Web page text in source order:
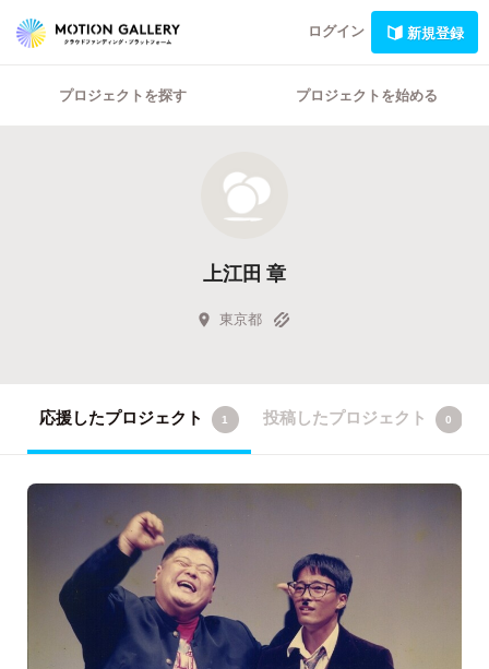
ログイン 新規登録
プロジェクトを探す プロジェクトを始める
上江田 章
東京都
応援したプロジェクト 1 投稿したプロジェクト 0